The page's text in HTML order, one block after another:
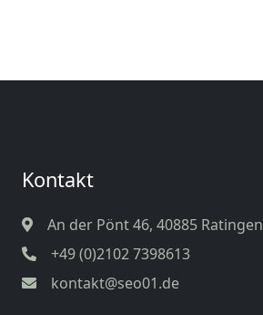
Kontakt
An der Pönt 46, 40885 Ratingen
+49 (0)2102 7398613
kontakt@seo01.de